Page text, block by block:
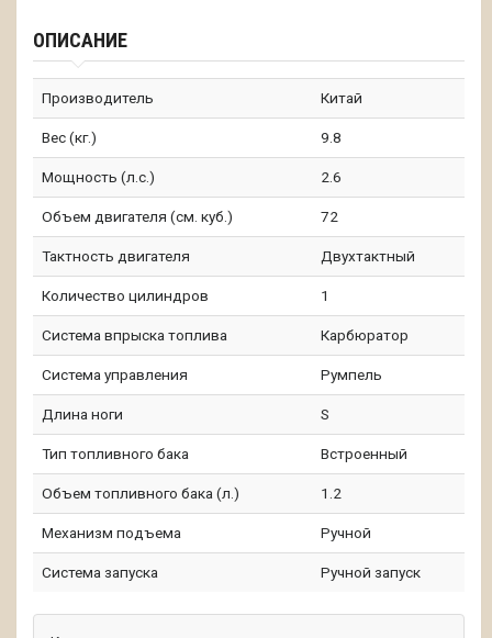
ОПИСАНИЕ
Производитель Китай
Вес (кг.) 9.8
Мощность (л.с.) 2.6
Объем двигателя (см. куб.) 72
Тактность двигателя Двухтактный
Количество цилиндров 1
Система впрыска топлива Карбюратор
Система управления Румпель
Длина ноги S
Тип топливного бака Встроенный
Объем топливного бака (л.) 1.2
Механизм подъема Ручной
Система запуска Ручной запуск